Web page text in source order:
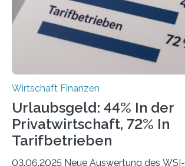
der freiberuflichen Gründungen je…
Wirtschaft Finanzen
Urlaubsgeld: 44% In der
Privatwirtschaft, 72% In
Tarifbetrieben
03.06.2025 Neue Auswertung des WSI-